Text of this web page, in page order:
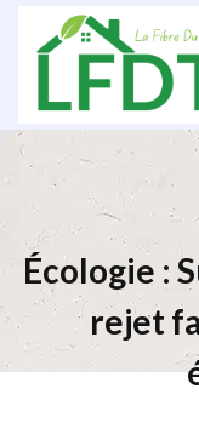
Écologie :
rejet